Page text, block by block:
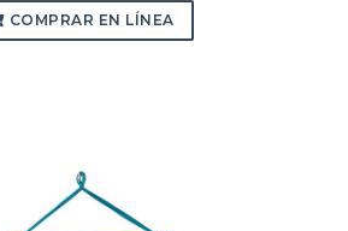
COMPRAR EN LÍNEA